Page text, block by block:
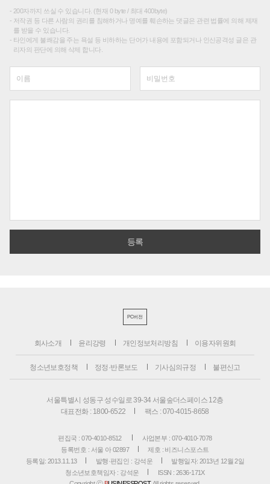
200자까지 쓰실 수 있습니다. (현재 0 byte / 최대 400byte)
저작권 등 다른 사람의 권리를 침해하거나 명예를 훼손하는 댓글은 관련 법률에 의해 제재
를 받을 수 있습니다.
타인에게 불쾌감을 주는 욕설 등 비하하는 단어가 내용에 포함되거나 인신공격성 글은 관
리자의 판단에 의해 삭제 합니다.
PC버전
회사소개 윤리강령 개인정보처리방침 이용자위원회
청소년보호정책 정정·반론보도 기사심의규정 불편신고
서울특별시 성동구 성수일로 39-34 서울숲더스페이스 12층
대표전화 : 1800-6522
팩스 : 070-4015-8658
편집국 : 070-4010-8512
사업본부 : 070-4010-7078
등록번호 : 서울 아 02897
제호 : 비즈니스포스트
등록일: 2013.11.13
발행·편집인 : 강석운
발행일자: 2013년 12월 2일
청소년보호책임자 : 강석운
ISSN : 2636-171X